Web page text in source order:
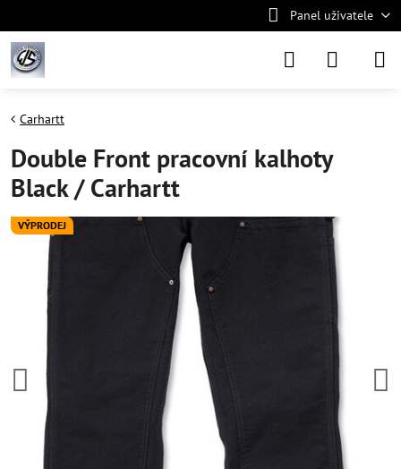
Panel uživatele
VÝPRODEJ
Carhartt
Double Front pracovní kalhoty
Black / Carhartt